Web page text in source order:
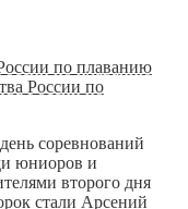
по плаванию
России по
соревнований
юниоров и
второго дня
стали Арсений